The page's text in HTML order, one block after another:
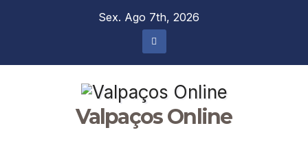
Sex. Ago 7th, 2026
Valpaços Online